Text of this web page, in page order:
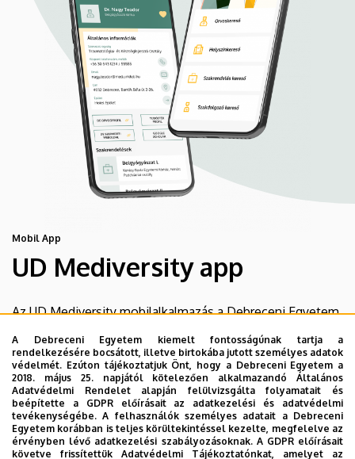
A Debreceni Egyetem kiemelt fontosságúnak tartja a
rendelkezésére bocsátott, illetve birtokába jutott személyes adatok
védelmét. Ezúton tájékoztatjuk Önt, hogy a Debreceni Egyetem a
2018. május 25. napjától kötelezően alkalmazandó Általános
Adatvédelmi Rendelet alapján felülvizsgálta folyamatait és
beépítette a GDPR előírásait az adatkezelési és adatvédelmi
tevékenységébe. A felhasználók személyes adatait a Debreceni
Egyetem korábban is teljes körültekintéssel kezelte, megfelelve az
érvényben lévő adatkezelési szabályozásoknak. A GDPR előírásait
követve frissítettük Adatvédelmi Tájékoztatónkat, amelyet az
Mobil App
UD Mediversity app
Az UD Mediversity mobilalkalmazás a Debreceni Egyetem
előremutató fejlesztése, melynek célja, hogy a betegek
és a hozzátartozók egyszerűen, gyorsan
eligazodhassanak a Klinikai Központ szolgáltatásai
között, mert az Ön egészsége a mi prioritásunk. A
Debreceni Egyetem egészségügyi ellátáskereső
alkalmazása lehetővé teszi felhasználói számára az
egyetem egészségügyi információihoz való naprakész